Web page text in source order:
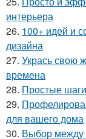
интерьера
26. 100+ идей и
дизайна
27. Укрась свою
времена
28. Простые
29.
для вашего дома
30. Выбор между